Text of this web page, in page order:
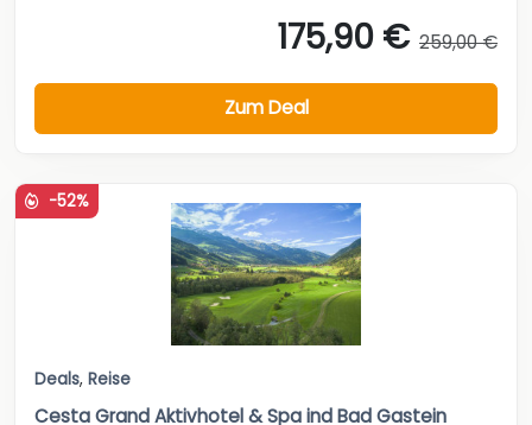
175,90 € 259,00 €
Zum Deal
-52%
Deals, Reise
Cesta Grand Aktivhotel & Spa ind Bad Gastein